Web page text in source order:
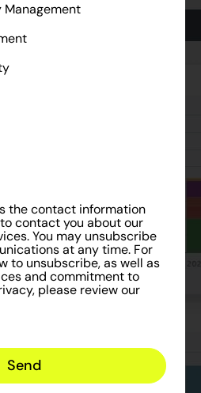
Management
the contact information
contact you about our
You may unsubscribe
at any time. For
to unsubscribe, as well as
and commitment to
please review our